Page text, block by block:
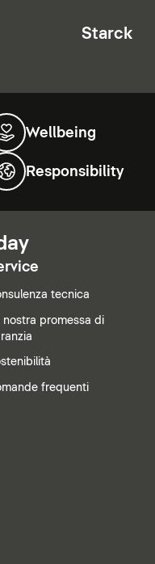
Starck T
Wellbeing
Responsibility
tecnica
nostra promessa di
frequenti